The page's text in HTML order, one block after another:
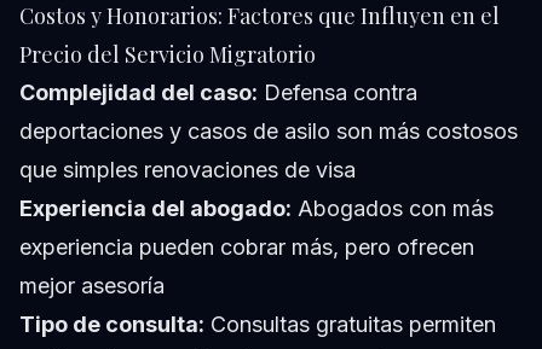
Costos y Honorarios: Factores que Influyen en el
Precio del Servicio Migratorio
Complejidad del caso: Defensa contra
deportaciones y casos de asilo son más costosos
que simples renovaciones de visa
Experiencia del abogado: Abogados con más
experiencia pueden cobrar más, pero ofrecen
mejor asesoría
Tipo de consulta: Consultas gratuitas permiten